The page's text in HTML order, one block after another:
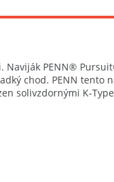
Naviják PENN®
chod. PENN tento
solivzdornými K-